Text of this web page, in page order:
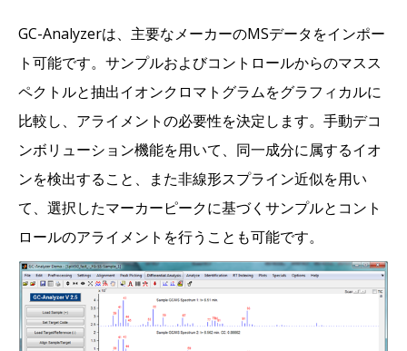
GC-Analyzerは、主要なメーカーのMSデータをインポー
ト可能です。サンプルおよびコントロールからのマスス
ペクトルと抽出イオンクロマトグラムをグラフィカルに
比較し、アライメントの必要性を決定します。手動デコ
ンボリューション機能を用いて、同一成分に属するイオ
ンを検出すること、また非線形スプライン近似を用い
て、選択したマーカーピークに基づくサンプルとコント
ロールのアライメントを行うことも可能です。